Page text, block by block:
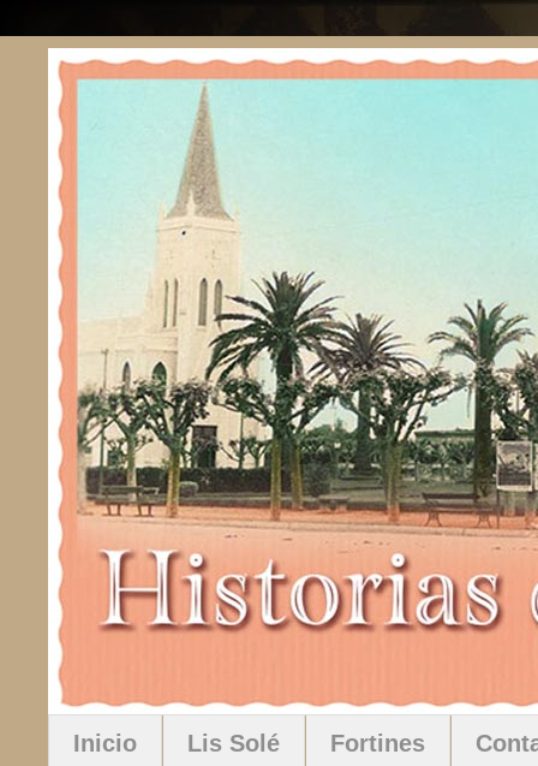
Inicio Lis Solé Fortines